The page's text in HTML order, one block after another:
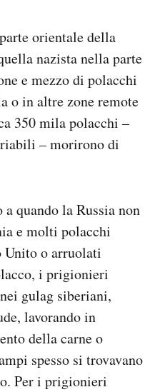
orientale della
nazista nella parte
e mezzo di polacchi
o in altre zone remote
350 mila polacchi –
– morirono di
quando la Russia non
e molti polacchi
o arruolati
i prigionieri
gulag siberiani,
lavorando in
della carne o
spesso si trovavano
Per i prigionieri